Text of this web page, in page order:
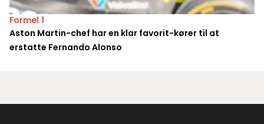
Formel 1
Aston Martin-chef har en klar favorit-kører til at
erstatte Fernando Alonso